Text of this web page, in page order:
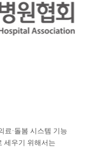
료·돌봄 시스템 기능
세우기 위해서는